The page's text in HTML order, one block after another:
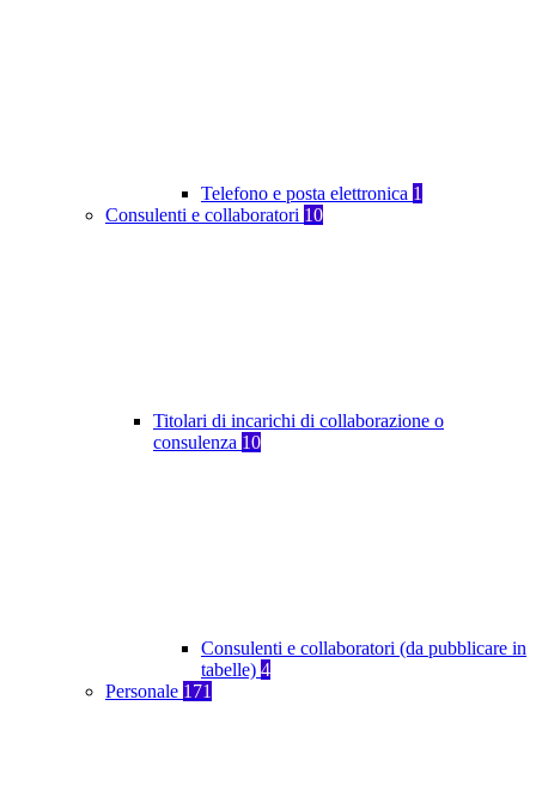
Telefono e posta elettronica 1
Consulenti e collaboratori 10
Titolari di incarichi di collaborazione o
consulenza 10
Consulenti e collaboratori (da pubblicare in
tabelle) 4
Personale 171